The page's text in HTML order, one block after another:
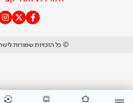
© כל הזכויות שמורות